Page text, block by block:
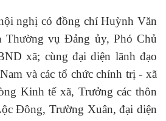
nghị có đồng chí Huỳnh Văn
Thường vụ Đảng ủy, Phó Chủ
xã; cùng đại diện lãnh đạo
và các tổ chức chính trị - xã
Kinh tế xã, Trưởng các thôn
Đông, Trường Xuân, đại diện